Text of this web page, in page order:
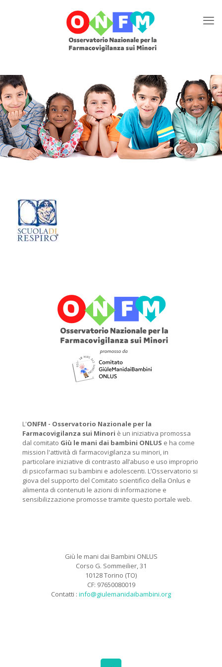
L'ONFM - Osservatorio Nazionale per la
Farmacovigilanza sui Minori è un iniziativa promossa
dal comitato Giù le mani dai bambini ONLUS e ha come
mission l'attività di farmacovigilanza su minori, in
particolare iniziative di contrasto all’abuso e uso improprio
di psicofarmaci su bambini e adolescenti. L’Osservatorio si
giova del supporto del Comitato scientifico della Onlus e
alimenta di contenuti le azioni di informazione e
sensibilizzazione promosse tramite questo portale web.
Giù le mani dai Bambini ONLUS
Corso G. Sommeilier, 31
10128 Torino (TO)
CF: 97650080019
Contatti : info@giulemanidaibambini.org